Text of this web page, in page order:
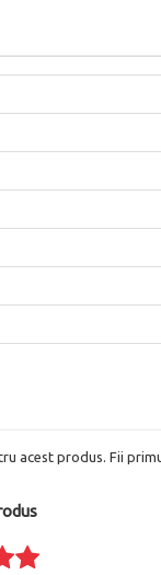
acest produs. Fii